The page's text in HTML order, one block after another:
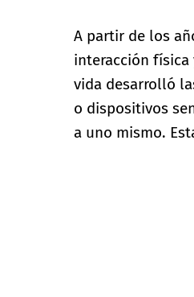
A partir de los
interacción
vida desarrolló
o dispositivos
a uno mismo.